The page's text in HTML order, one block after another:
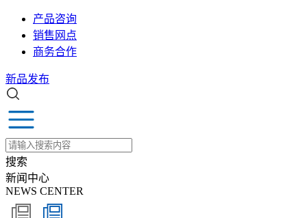
产品咨询
销售网点
商务合作
新品发布
搜索
新闻中心
NEWS CENTER